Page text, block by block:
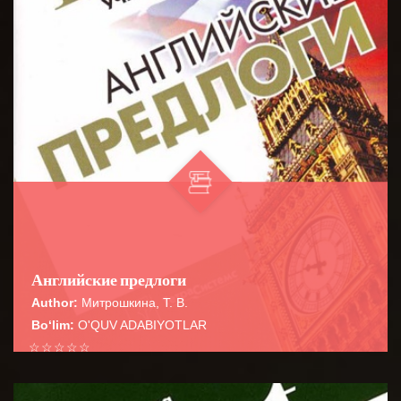
Английские предлоги
Author: Митрошкина, Т. В.
Bo‘lim: O'QUV ADABIYOTLAR
☆
☆
☆
☆
☆
Справочник содержит сведения о наиболее